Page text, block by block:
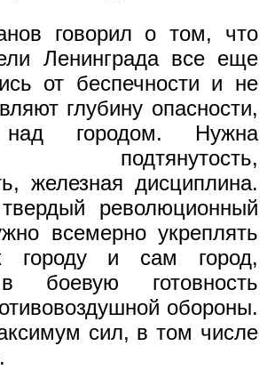
говорил о том, что
Ленинграда все еще
от беспечности и не
глубину опасности,
над городом. Нужна
подтянутость,
железная дисциплина.
революционный
всемерно укреплять
городу и сам город,
боевую готовность
обороны.
сил, в том числе